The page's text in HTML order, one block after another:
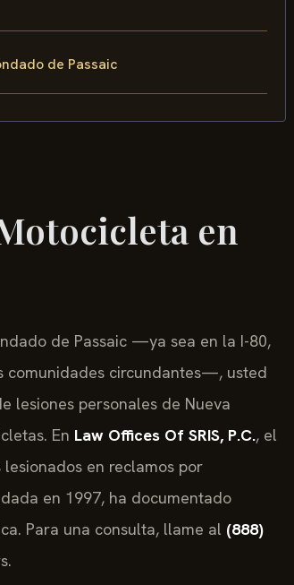
de Passaic
en
de Passaic —ya sea en la I-80,
comunidades circundantes—, usted
lesiones personales de Nueva
En Law Offices Of SRIS, P.C., el
en reclamos por
en 1997, ha documentado
Para una consulta, llame al (888)